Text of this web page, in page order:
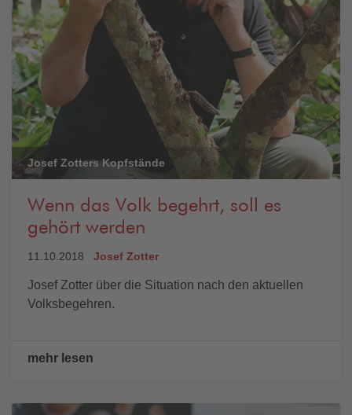
Josef Zotters Kopfstände
Wenn das Volk begehrt, soll es
gehört werden
11.10.2018 Josef Zotter
Josef Zotter über die Situation nach den aktuellen
Volksbegehren.
mehr lesen